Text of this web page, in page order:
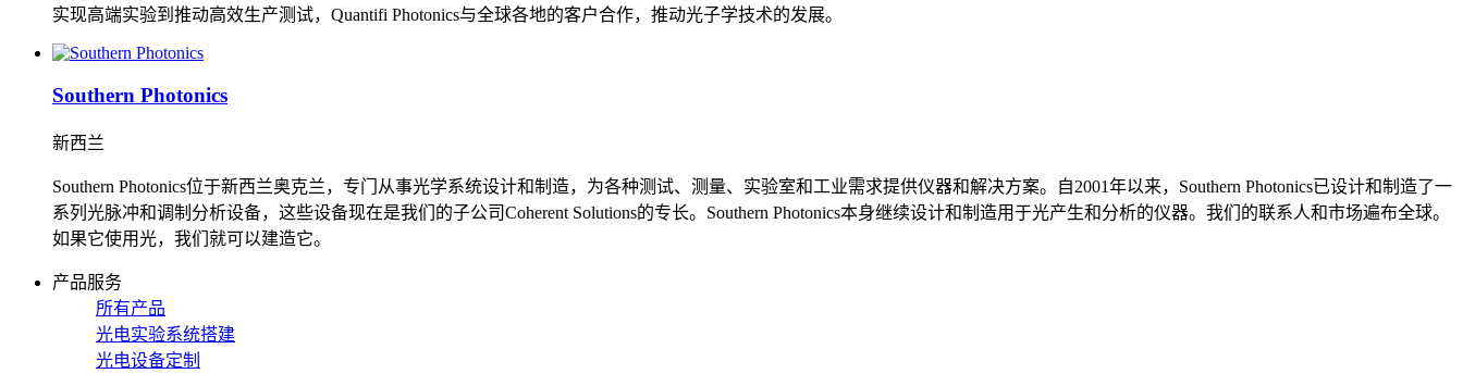
实现高端实验到推动高效生产测试，Quantifi Photonics与全球各地的客户合作，推动光子学技术的发展。
Southern Photonics
新西兰
Southern Photonics位于新西兰奥克兰，专门从事光学系统设计和制造，为各种测试、测量、实验室和工业需求提供仪器和解决方案。自2001年以来，Southern Photonics已设计和制造了一
系列光脉冲和调制分析设备，这些设备现在是我们的子公司Coherent Solutions的专长。Southern Photonics本身继续设计和制造用于光产生和分析的仪器。我们的联系人和市场遍布全球。
如果它使用光，我们就可以建造它。
产品服务
所有产品
光电实验系统搭建
光电设备定制